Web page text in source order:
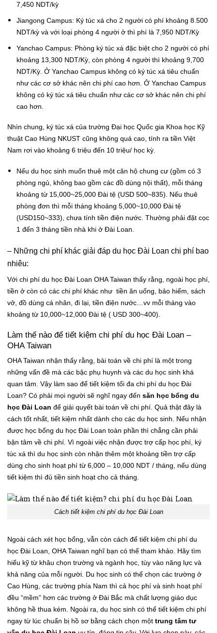
7,450 NDT/kỳ
Jiangong Campus: Ký túc xá cho 2 người có phí khoảng 8.500
NDT/kỳ và với loại phòng 4 người ở thì phí là 7,950 NDT/Kỳ
Yanchao Campus: Phòng ký túc xá đặc biệt cho 2 người có phí
khoảng 13,300 NDT/Kỳ, còn phòng 4 người thì khoảng 9,700
NDT/Kỳ. Ở Yanchao Campus không có ký túc xá tiêu chuẩn
như các cơ sở khác nên chi phí cao hơn. Ở Yanchao Campus
không có ký túc xá tiêu chuẩn như các cơ sở khác nên chi phí
cao hơn.
Nhìn chung, ký túc xá của trường Đại học Quốc gia Khoa học Kỹ
thuật Cao Hùng NKUST cũng không quá cao, tính ra tiền Việt
Nam rơi vào khoảng 6 triệu đến 10 triệu/ học kỳ.
Nếu du học sinh muốn thuê một căn hộ chung cư (gồm có 3
phòng ngủ, không bao gồm các đồ dùng nội thất), mỗi tháng
khoảng từ 15,000~25,000 Đài tệ (USD 500~835). Nếu thuê
phòng đơn thì mỗi tháng khoảng 5,000~10,000 Đài tệ
(USD150~333), chưa tính tiền điện nước. Thường phải đặt cọc
1 đến 3 tháng tiền nhà khi ở Đài Loan.
– Những chi phí khác giải đáp du học Đài Loan chi phí bao
nhiêu:
Với chi phí du học Đài Loan OHA Taiwan thấy rằng, ngoài học phí,
tiền ở còn có các chi phí khác như tiền ăn uống, bảo hiểm, sách
vở, đồ dùng cá nhân, đi lại, tiền điện nước…vv mỗi tháng vào
khoảng từ 10,000~12,000 Đài tệ ( USD 300~400).
Làm thế nào để tiết kiệm chi phí du học Đài Loan –
OHA Taiwan
OHA Taiwan nhận thấy rằng, bài toán về chi phí là một trong
những vấn đề mà các bậc phụ huynh và các du học sinh khá
quan tâm. Vậy làm sao để tiết kiệm tối đa chi phí du học Đài
Loan? Có phải mọi người sẽ nghĩ ngay đến săn học bổng du
học Đài Loan để giải quyết bài toán về chi phí. Quả thật đây là
cách tốt nhất, tiết kiệm nhất dành cho các du học sinh. Nếu nhận
được học bổng du học Đài Loan toàn phần thì chẳng cần phải
bận tâm về chi phí. Vì ngoài việc nhận được trợ cấp học phí, ký
túc xá thì du học sinh còn nhận thêm một khoảng tiền trợ cấp
dùng cho sinh hoạt phí từ 6,000 – 10,000 NDT / tháng, nếu dùng
tiết kiệm thì đủ tiền sinh hoạt cho cả tháng.
Cách tiết kiệm chi phí du học Đài Loan
Ngoài cách xét học bổng, vẫn còn cách để tiết kiệm chi phí du
học Đài Loan, OHA Taiwan nghĩ bạn có thể tham khảo. Hãy tìm
hiểu kỹ từ khâu chọn trường và ngành học, tùy vào năng lực và
khả năng của mỗi người. Du học sinh có thể chọn các trường ở
Cao Hùng, các trường phía Nam thì cả học phí và sinh hoạt phí
đều “mềm” hơn các trường ở Đài Bắc mà chất lượng giáo dục
không hề thua kém. Ngoài ra, du học sinh có thể tiết kiệm chi phí
ngay từ lúc chuẩn bị hồ sơ bằng cách chọn một trung tâm tư